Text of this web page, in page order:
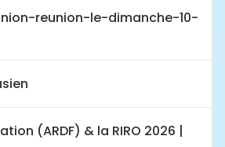
reunion-le-dimanche-10-
(ARDF) & la RIRO 2026 |